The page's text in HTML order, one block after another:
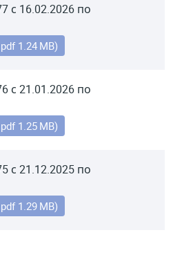
16.02.2026 по
1.24 MB)
21.01.2026 по
1.25 MB)
21.12.2025 по
1.29 MB)